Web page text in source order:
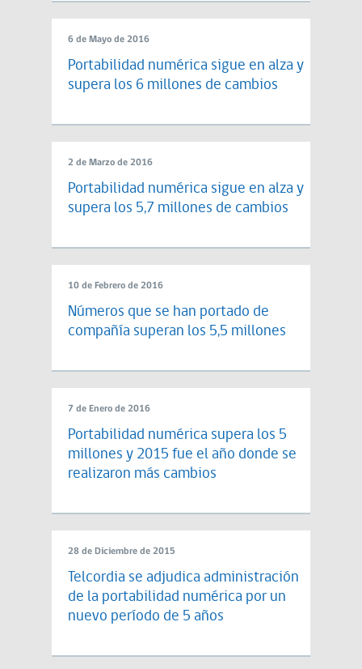
6 de Mayo de 2016
Portabilidad numérica sigue en alza y
supera los 6 millones de cambios
2 de Marzo de 2016
Portabilidad numérica sigue en alza y
supera los 5,7 millones de cambios
10 de Febrero de 2016
Números que se han portado de
compañía superan los 5,5 millones
7 de Enero de 2016
Portabilidad numérica supera los 5
millones y 2015 fue el año donde se
realizaron más cambios
28 de Diciembre de 2015
Telcordia se adjudica administración
de la portabilidad numérica por un
nuevo período de 5 años